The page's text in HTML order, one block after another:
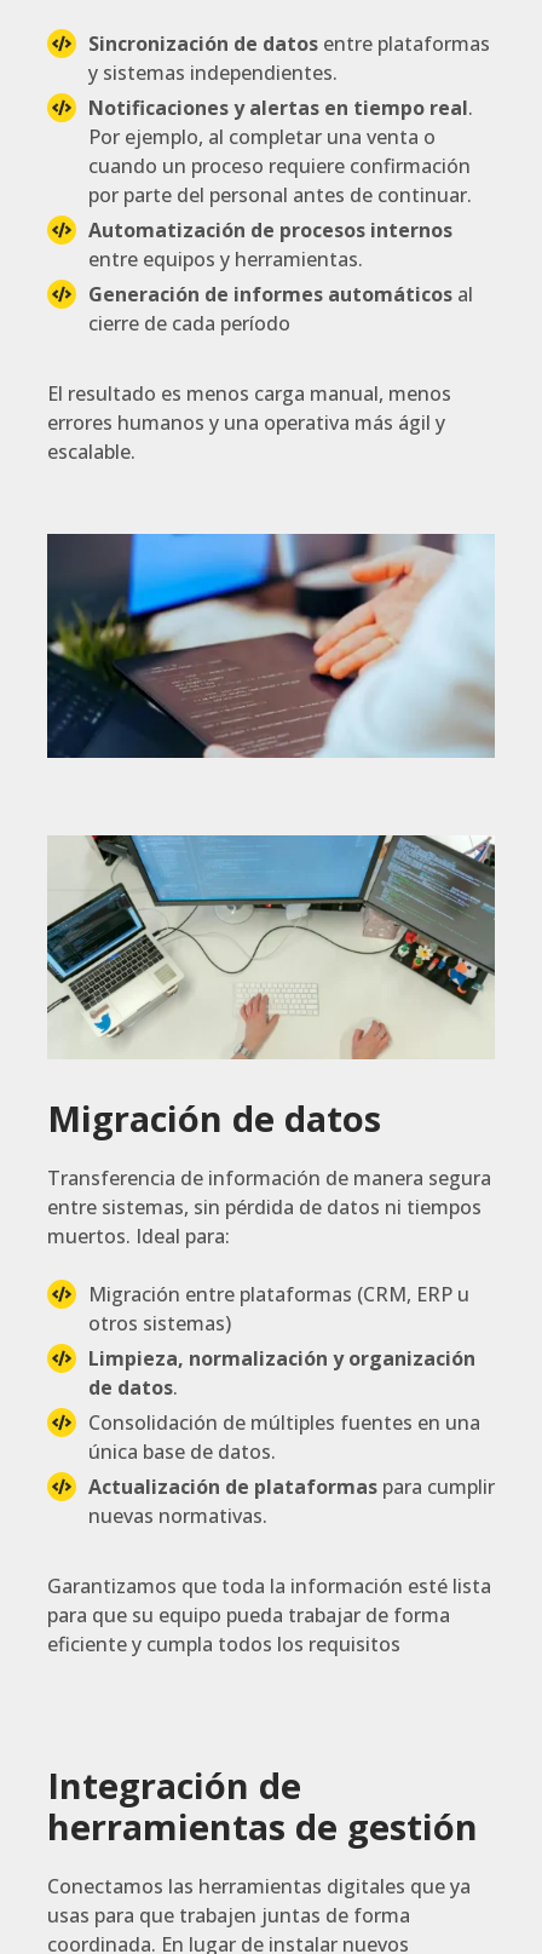
Sincronización de datos entre plataformas
y sistemas independientes.
Notificaciones y alertas en tiempo real.
Por ejemplo, al completar una venta o
cuando un proceso requiere confirmación
por parte del personal antes de continuar.
Automatización de procesos internos
entre equipos y herramientas.
Generación de informes automáticos al
cierre de cada período
El resultado es menos carga manual, menos
errores humanos y una operativa más ágil y
escalable.
Migración de datos
Transferencia de información de manera segura
entre sistemas, sin pérdida de datos ni tiempos
muertos. Ideal para:
Migración entre plataformas (CRM, ERP u
otros sistemas)
Limpieza, normalización y organización
de datos.
Consolidación de múltiples fuentes en una
única base de datos.
Actualización de plataformas para cumplir
nuevas normativas.
Garantizamos que toda la información esté lista
para que su equipo pueda trabajar de forma
eficiente y cumpla todos los requisitos
Integración de
herramientas de gestión
Conectamos las herramientas digitales que ya
usas para que trabajen juntas de forma
coordinada. En lugar de instalar nuevos